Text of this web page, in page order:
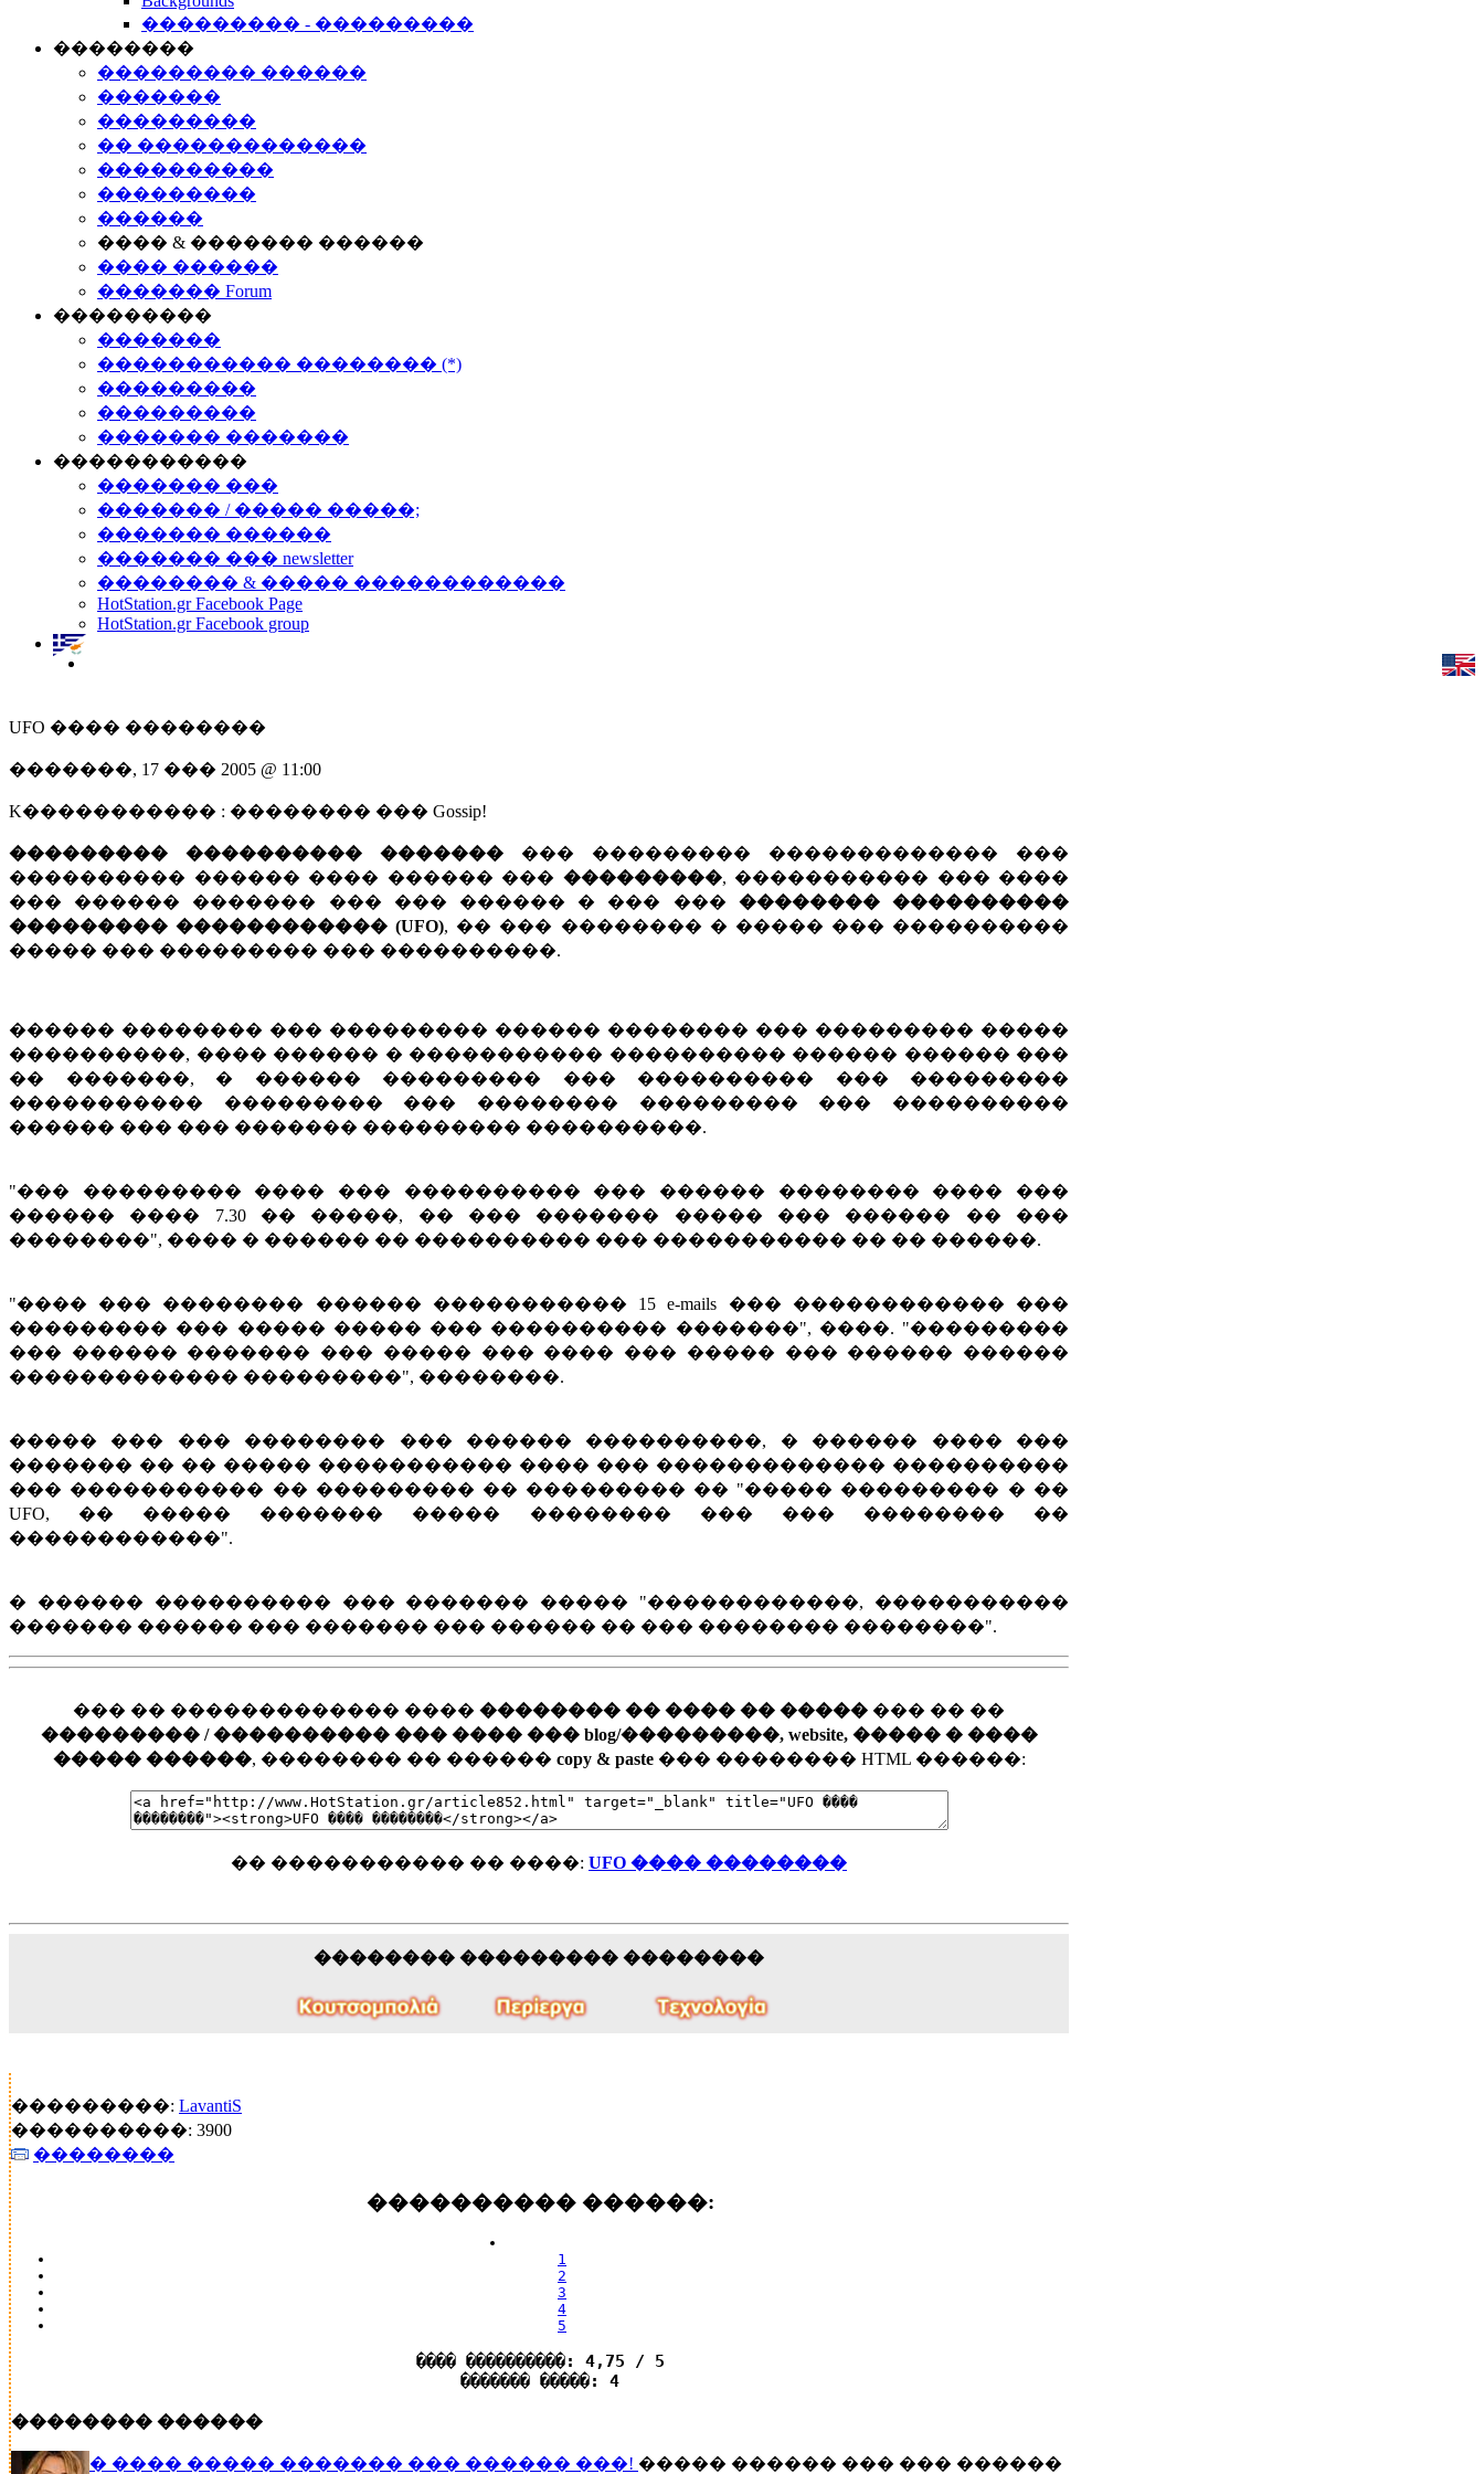
��������� - ���������
��������
��������� ������
�������
���������
�� �������������
����������
���������
������
���� & ������� ������
���� ������
������� Forum
���������
�������
����������� �������� (*)
���������
���������
������� �������
�����������
������� ���
������� / ����� �����;
������� ������
������� ��� newsletter
�������� & ����� ������������
HotStation.gr Facebook Page
HotStation.gr Facebook group
UFO ���� ��������
�������, 17 ��� 2005 @ 11:00
K����������� : �������� ��� Gossip!
��������� ���������� ������� ��� ��������� ������������� ���
���������� ������ ���� ������ ��� ���������, ����������� ��� ����
��� ������ ������� ��� ��� ������ � ��� ��� �������� ����������
��������� ������������ (UFO), �� ��� �������� � ����� ��� ����������
����� ��� ��������� ��� ����������.
������ �������� ��� ��������� ������ �������� ��� ��������� �����
����������, ���� ������ � ����������� ���������� ������ ������ ���
�� �������, � ������ ��������� ��� ���������� ��� ���������
����������� ��������� ��� �������� ��������� ��� ����������
������ ��� ��� ������� ��������� ����������.
"��� ��������� ���� ��� ���������� ��� ������ �������� ���� ���
������ ���� 7.30 �� �����, �� ��� ������� ����� ��� ������ �� ���
��������", ���� � ������ �� ���������� ��� ����������� �� �� ������.
"���� ��� �������� ������ ����������� 15 e-mails ��� ������������ ���
��������� ��� ����� ����� ��� ���������� �������", ����. "���������
��� ������ ������� ��� ����� ��� ���� ��� ����� ��� ������ ������
������������� ���������", ��������.
����� ��� ��� �������� ��� ������ ����������, � ������ ���� ���
������� �� �� ����� ����������� ���� ��� ������������� ����������
��� ����������� �� ��������� �� ��������� �� "����� ��������� � ��
UFO, �� ����� ������� ����� �������� ��� ��� �������� ��
������������".
� ������ ���������� ��� ������� ����� "������������, �����������
������� ������ ��� ������� ��� ������ �� ��� �������� ��������".
��� �� ������������� ���� �������� �� ���� �� ����� ��� �� ��
��������� / ���������� ��� ���� ��� blog/���������, website, ����� � ����
����� ������, �������� �� ������ copy & paste��� �������� HTML ������:
�� ����������� �� ����: UFO ���� ��������
�������� ��������� ��������
���������: LavantiS
����������: 3900
��������
���������� ������:
1
2
3
4
5
���� ����������: 4,75 / 5
������� �����: 4
�������� ������
� ���� ����� ������� ��� ������ ���! ����� ������ ��� ��� ������